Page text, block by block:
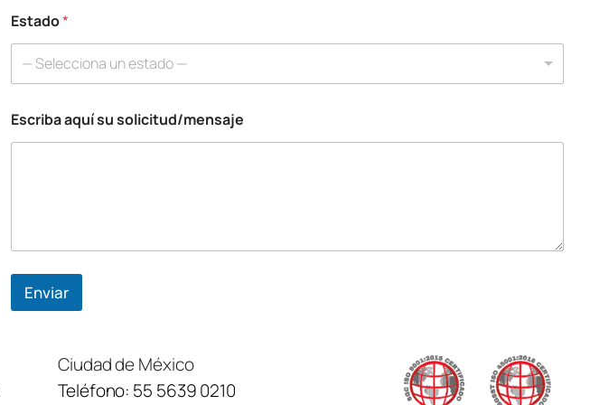
n
o
b
r
e
Estado*
— Selecciona un estado —
Escriba aquí su solicitud/mensaje
Enviar
Ciudad de México
Teléfono: 55 5639 0210